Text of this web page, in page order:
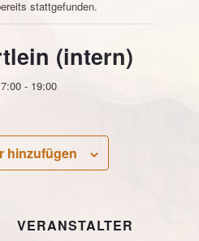
stattgefunden.
(intern)
- 19:00
hinzufügen
VERANSTALTER